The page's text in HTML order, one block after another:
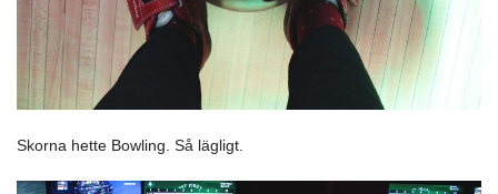
Skorna hette Bowling. Så lägligt.